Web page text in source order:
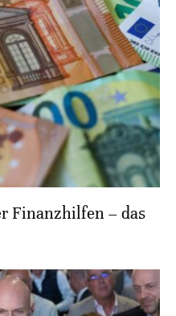
Finanzhilfen – das